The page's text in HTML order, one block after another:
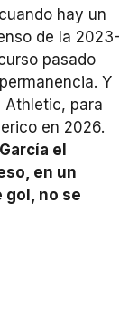
hay un
de la 2023-
pasado
Y
Athletic, para
en 2026.
el
en un
gol, no se